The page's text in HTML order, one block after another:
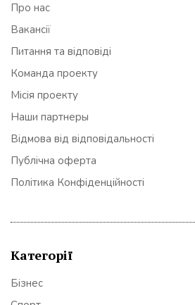
Про нас
Вакансії
Питання та відповіді
Команда проекту
Місія проекту
Наши партнеры
Відмова від відповідальності
Публічна оферта
Політика Конфіденційності
Категорії
Бізнес